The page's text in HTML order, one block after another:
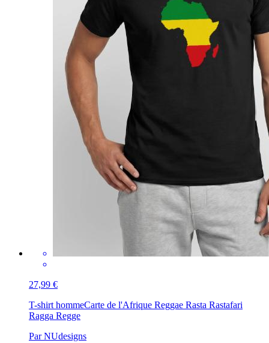
27,99 €
T-shirt hommeCarte de l'Afrique Reggae Rasta Rastafari
Ragga Regge
Par NUdesigns